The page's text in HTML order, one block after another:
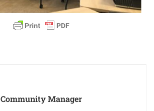
Community Manager